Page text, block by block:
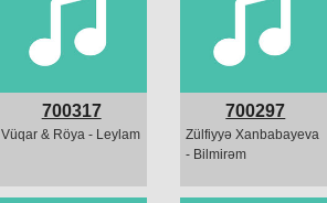
700317
Vüqar & Röya - Leylam
700297
Zülfiyyə Xanbabayeva
- Bilmirəm